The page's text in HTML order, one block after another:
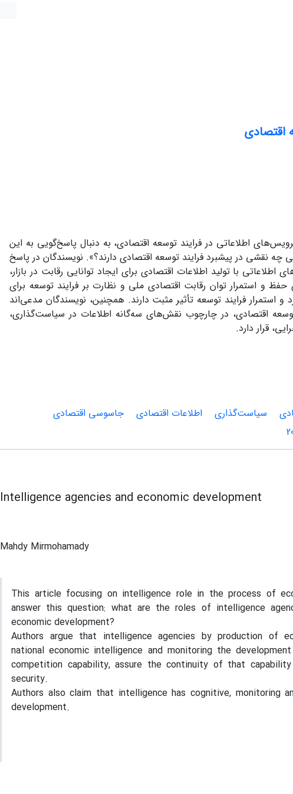
اقتصادی
اطلاعاتی در فرایند توسعه اقتصادی، به دنبال پاسخ‌گویی به این
نقشی در پیشبرد فرایند توسعه اقتصادی دارند؟». نویسندگان در پاسخ
با تولید اطلاعات اقتصادی برای ایجاد توانایی رقابت در بازار،
و استمرار توان رقابت اقتصادی ملی و نظارت بر فرایند توسعه برای
استمرار فرایند توسعه تأثیر مثبت دارند. همچنین، نویسندگان مدعی‌اند
اقتصادی، در چارچوب نقش‌های سه‌گانه اطلاعات در سیاست‌گذاری،
قرار دارد.
سیاست‌گذاری اطلاعات اقتصادی
جاسوسی اقتصادی
Intelligence agencies and economic development
Mahdy Mirmohamady
This article focusing on intelligence role in the process of
answer this question: what are the roles of intelligence
economic development?
Authors argue that intelligence agencies by production of
national economic intelligence and monitoring the
competition capability, assure the continuity of that
security.
Authors also claim that intelligence has cognitive, monitoring
development.